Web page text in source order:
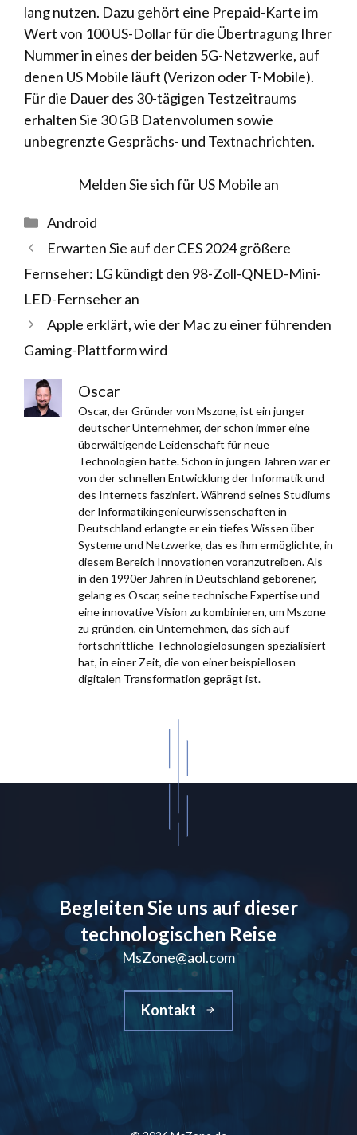
lang nutzen. Dazu gehört eine Prepaid-Karte im
Wert von 100 US-Dollar für die Übertragung Ihrer
Nummer in eines der beiden 5G-Netzwerke, auf
denen US Mobile läuft (Verizon oder T-Mobile).
Für die Dauer des 30-tägigen Testzeitraums
erhalten Sie 30 GB Datenvolumen sowie
unbegrenzte Gesprächs- und Textnachrichten.
Melden Sie sich für US Mobile an
Kategorien
Android
Erwarten Sie auf der CES 2024 größere
Fernseher: LG kündigt den 98-Zoll-QNED-Mini-
LED-Fernseher an
Apple erklärt, wie der Mac zu einer führenden
Gaming-Plattform wird
Oscar
Oscar, der Gründer von Mszone, ist ein junger
deutscher Unternehmer, der schon immer eine
überwältigende Leidenschaft für neue
Technologien hatte. Schon in jungen Jahren war er
von der schnellen Entwicklung der Informatik und
des Internets fasziniert. Während seines Studiums
der Informatikingenieurwissenschaften in
Deutschland erlangte er ein tiefes Wissen über
Systeme und Netzwerke, das es ihm ermöglichte, in
diesem Bereich Innovationen voranzutreiben. Als
in den 1990er Jahren in Deutschland geborener,
gelang es Oscar, seine technische Expertise und
eine innovative Vision zu kombinieren, um Mszone
zu gründen, ein Unternehmen, das sich auf
fortschrittliche Technologielösungen spezialisiert
hat, in einer Zeit, die von einer beispiellosen
digitalen Transformation geprägt ist.
Begleiten Sie uns auf dieser
technologischen Reise
MsZone@aol.com
Kontakt